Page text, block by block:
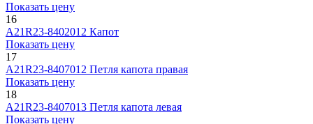
Показать цену
16
А21R23-8402012 Капот
Показать цену
17
А21R23-8407012 Петля капота правая
Показать цену
18
А21R23-8407013 Петля капота левая
Показать цену